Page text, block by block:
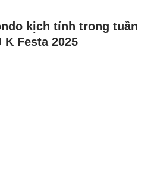
kịch tính trong tuần
K Festa 2025